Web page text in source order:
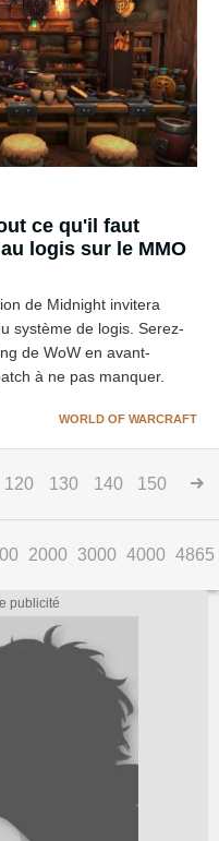
ce qu'il faut
logis sur le MMO
de Midnight invitera
système de logis. Serez-
de WoW en avant-
à ne pas manquer.
WORLD OF WARCRAFT
120 130 140 150
2000 3000 4000 4865